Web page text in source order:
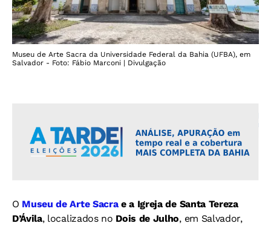
Museu de Arte Sacra da Universidade Federal da Bahia (UFBA), em
Salvador - Foto: Fábio Marconi | Divulgação
O Museu de Arte Sacra e a Igreja de Santa Tereza
D’Ávila, localizados no Dois de Julho, em Salvador,